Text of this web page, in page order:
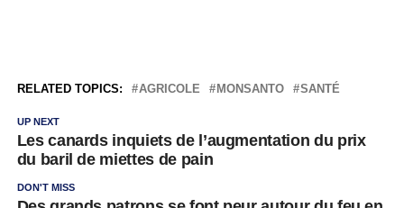
RELATED TOPICS: AGRICOLE MONSANTO SANTÉ
UP NEXT
Les canards inquiets de l’augmentation du prix
du baril de miettes de pain
DON'T MISS